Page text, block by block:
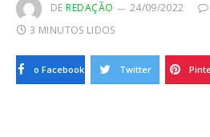
DE REDAÇÃO 24/09/2022
3 MINUTOS LIDOS
o Facebook Twitter